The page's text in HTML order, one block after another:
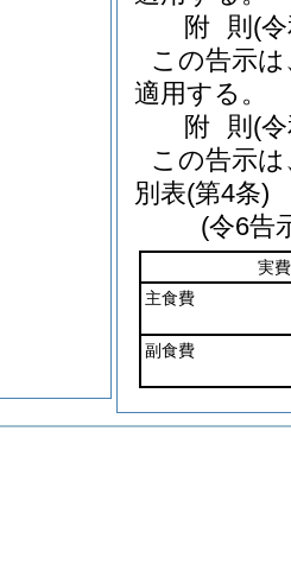
附 則 (
この告示
適用する。
附 則 (
この告示
別表(第4条)
(令6告
実
主食費
副食費